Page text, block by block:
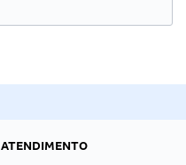
ATENDIMENTO